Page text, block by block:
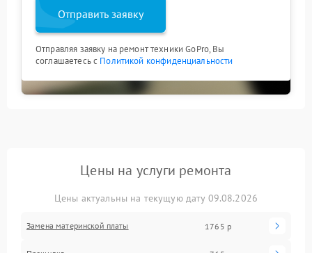
Отправить заявку
Отправляя заявку на ремонт техники GoPro, Вы
соглашаетесь с Политикой конфиденциальности
Цены на услуги ремонта
Цены актуальны на текущую дату 09.08.2026
Замена материнской платы 1765 р